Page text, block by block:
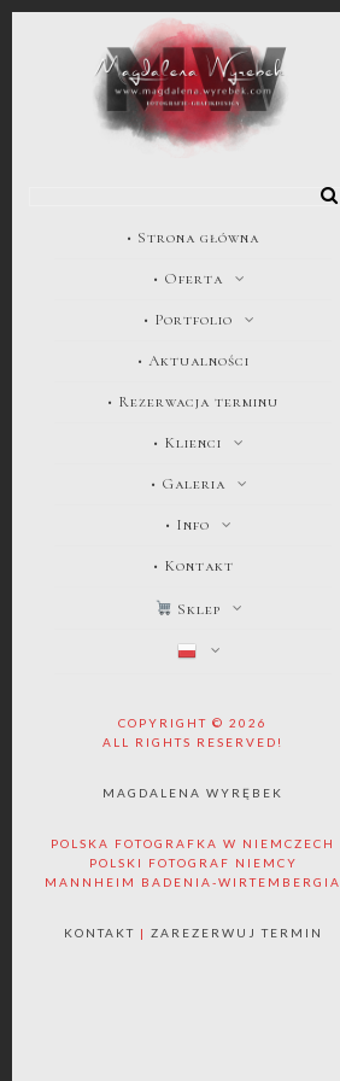
• Strona główna
• Oferta
• Portfolio
• Aktualności
• Rezerwacja terminu
• Klienci
• Galeria
• Info
• Kontakt
Sklep
COPYRIGHT © 2026
ALL RIGHTS RESERVED!
MAGDALENA WYRĘBEK
POLSKA FOTOGRAFKA W NIEMCZECH
POLSKI FOTOGRAF NIEMCY
MANNHEIM BADENIA-WIRTEMBERGIA
KONTAKT | ZAREZERWUJ TERMIN